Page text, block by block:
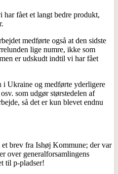
fået et langt bedre produkt,
medførte også at den sidste
lige numre, ikke som
er udskudt indtil vi har fået
i Ukraine og medførte yderligere
som udgør størstedelen af
så det er kun blevet endnu
brev fra Ishøj Kommune; der var
over generalforsamlingens
til p-pladser!